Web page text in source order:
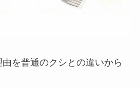
を普通のクシとの違いから